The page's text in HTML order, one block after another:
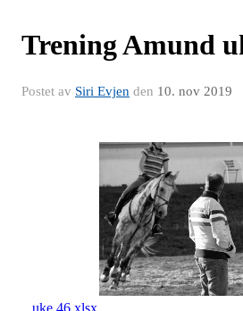
Trening Amund
Postet av Siri Evjen den 10. nov 2019
uke 46.xlsx